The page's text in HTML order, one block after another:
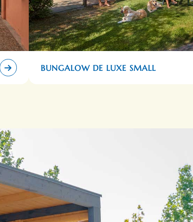
BUNGALOW DE LUXE SMALL